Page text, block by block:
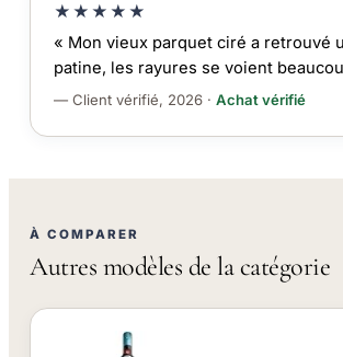
★★★★★
« Mon vieux parquet ciré a retrouvé
patine, les rayures se voient
— Client vérifié, 2026 · Achat vérifié
À COMPARER
Autres modèles de la catégorie